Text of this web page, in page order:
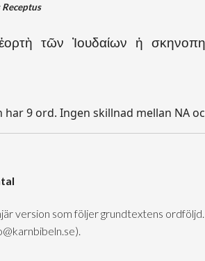
τῶν Ἰουδαίων ἡ
9 ord. Ingen skillnad mellan NA
version som följer grundtextens